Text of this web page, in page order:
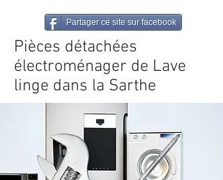
Partager ce site sur facebook
Pièces détachées
électroménager de Lave
linge dans la Sarthe